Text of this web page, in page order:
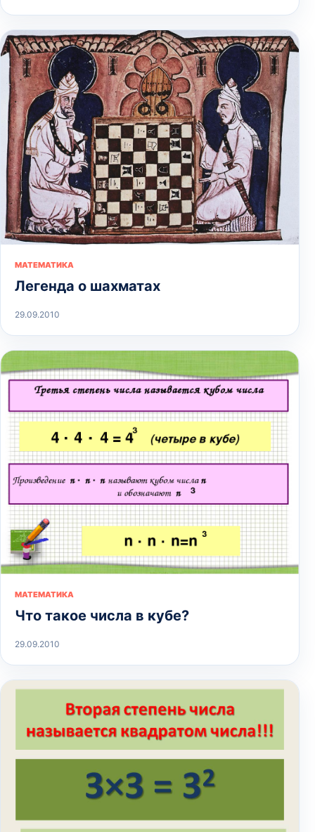
МАТЕМАТИКА
Легенда о шахматах
29.09.2010
МАТЕМАТИКА
Что такое числа в кубе?
29.09.2010